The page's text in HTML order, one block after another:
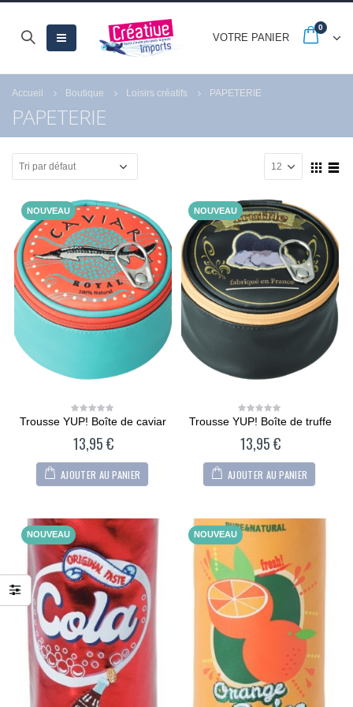
VOTRE PANIER
0
Accueil Boutique Loisirs créatifs PAPETERIE
PAPETERIE
NOUVEAU
0
of
Trousse YUP! Boîte de caviar
13,95€
AJOUTER AU PANIER
NOUVEAU
0
of
Trousse YUP! Boîte de truffe
13,95€
AJOUTER AU PANIER
NOUVEAU NOUVEAU
CARTONIC® -
Modèle Chien
Maltipoo
0
of
36,90€
CARTONIC® -
Modèle Chien
Maltipoo
0
out
of
36,90€